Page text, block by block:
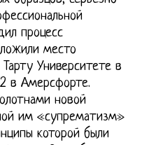
процесс
место
Университете в
в Амерсфорте.
новой
им «супрематизм»
которой были